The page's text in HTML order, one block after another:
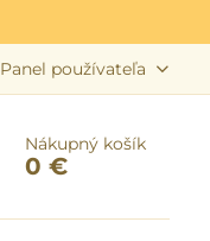
Panel používateľa
Nákupný košík
0 €